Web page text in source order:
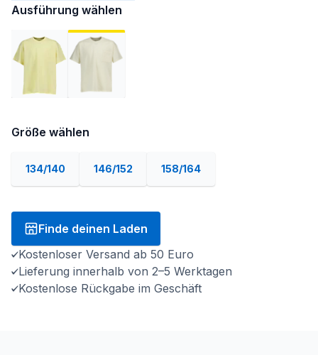
Ausführung wählen
Größe wählen
134/140 146/152 158/164
Finde deinen Laden
Kostenloser Versand ab 50 Euro
Lieferung innerhalb von 2–5 Werktagen
Kostenlose Rückgabe im Geschäft